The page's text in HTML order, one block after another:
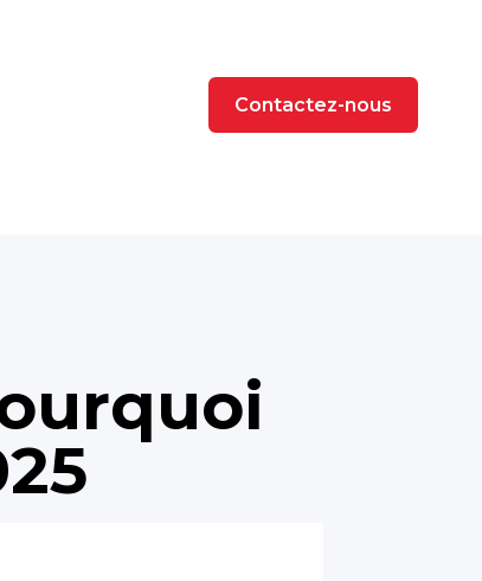
Contactez-nous